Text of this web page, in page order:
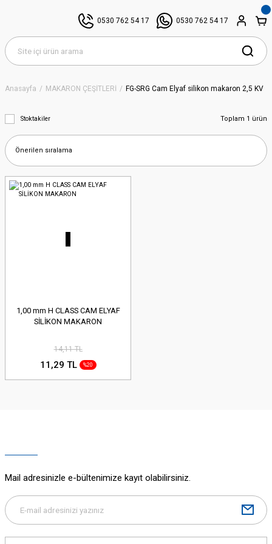
0530 762 54 17 0530 762 54 17
Anasayfa MAKARON ÇEŞİTLERİ FG-SRG Cam Elyaf silikon makaron 2,5 KV
Stoktakiler Toplam 1 ürün
1,00 mm H CLASS CAM ELYAF
SİLİKON MAKARON
14,11 TL
11,29 TL %20
Mail adresinizle e-bültenimize kayıt olabilirsiniz.